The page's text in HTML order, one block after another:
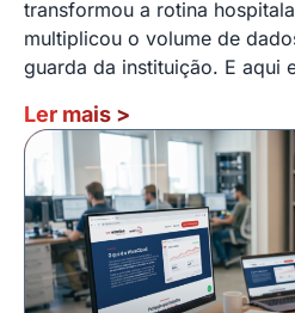
transformou a rotina
multiplicou o volume de
guarda da instituição. E aqui
Ler mais >